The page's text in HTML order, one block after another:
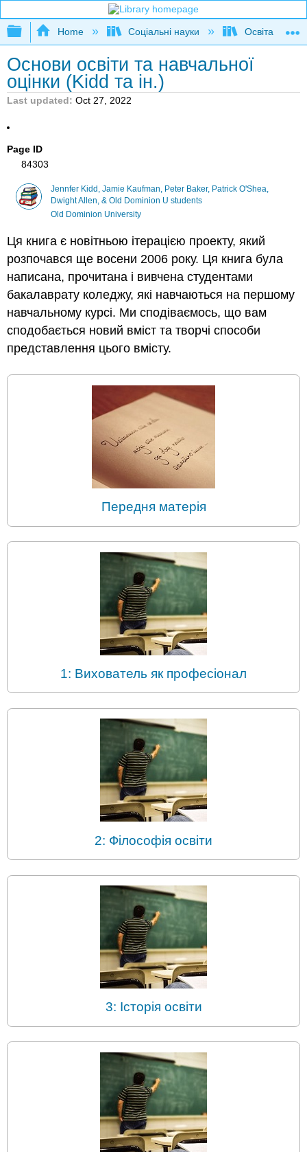
Expand/collapse global hierarchy
Home Соціальні науки Освіта та
Основи освіти та навчальної
оцінки (Kidd та ін.)
Last updated Oct 27, 2022
Page ID
84303
Jennfer Kidd, Jamie Kaufman, Peter Baker, Patrick O'Shea,
Dwight Allen, & Old Dominion U students
Old Dominion University
Ця книга є новітньою ітерацією проекту, який
розпочався ще восени 2006 року. Ця книга була
написана, прочитана і вивчена студентами
бакалаврату коледжу, які навчаються на першому
навчальному курсі. Ми сподіваємось, що вам
сподобається новий вміст та творчі способи
представлення цього вмісту.
Передня матерія
1: Вихователь як професіонал
2: Філософія освіти
3: Історія освіти